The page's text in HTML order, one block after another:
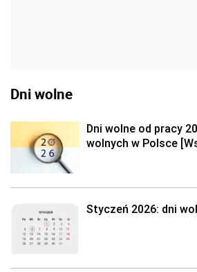
Dni wolne
Dni wolne od pracy
wolnych w Polsce
Styczeń 2026: dni